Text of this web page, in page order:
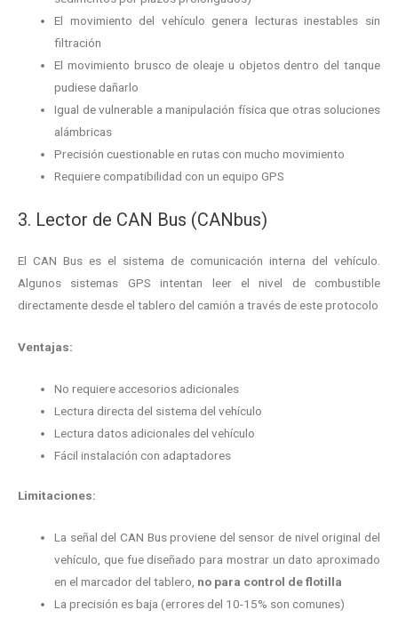
El movimiento del vehículo genera lecturas inestables sin
filtración
El movimiento brusco de oleaje u objetos dentro del tanque
pudiese dañarlo
Igual de vulnerable a manipulación física que otras soluciones
alámbricas
Precisión cuestionable en rutas con mucho movimiento
Requiere compatibilidad con un equipo GPS
3. Lector de CAN Bus (CANbus)
El CAN Bus es el sistema de comunicación interna del vehículo.
Algunos sistemas GPS intentan leer el nivel de combustible
directamente desde el tablero del camión a través de este protocolo
Ventajas:
No requiere accesorios adicionales
Lectura directa del sistema del vehículo
Lectura datos adicionales del vehículo
Fácil instalación con adaptadores
Limitaciones:
La señal del CAN Bus proviene del sensor de nivel original del
vehículo, que fue diseñado para mostrar un dato aproximado
en el marcador del tablero, no para control de flotilla
La precisión es baja (errores del 10-15% son comunes)